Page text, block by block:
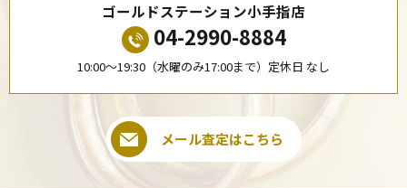
ゴールドステーション小手指店
04-2990-8884
10:00〜19:30（水曜のみ17:00まで）定休日 なし
メール査定はこちら